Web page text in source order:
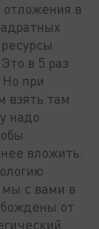
в
в 5 раз
при
взять там
надо
вложить.
мы с вами в
от